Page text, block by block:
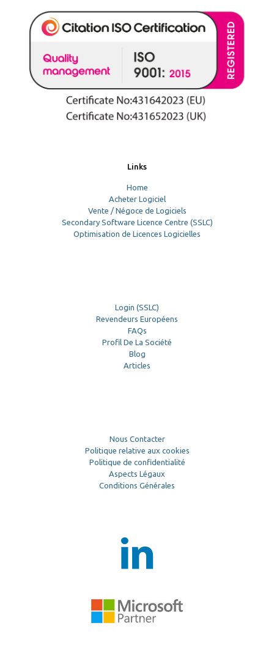
Links
Home
Acheter Logiciel
Vente / Négoce de Logiciels
Secondary Software Licence Centre (SSLC)
Optimisation de Licences Logicielles
Login (SSLC)
Revendeurs Européens
FAQs
Profil De La Société
Blog
Articles
Nous Contacter
Politique relative aux cookies
Politique de confidentialité
Aspects Légaux
Conditions Générales